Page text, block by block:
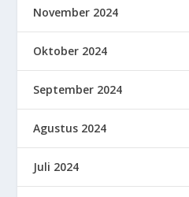
November 2024
Oktober 2024
September 2024
Agustus 2024
Juli 2024